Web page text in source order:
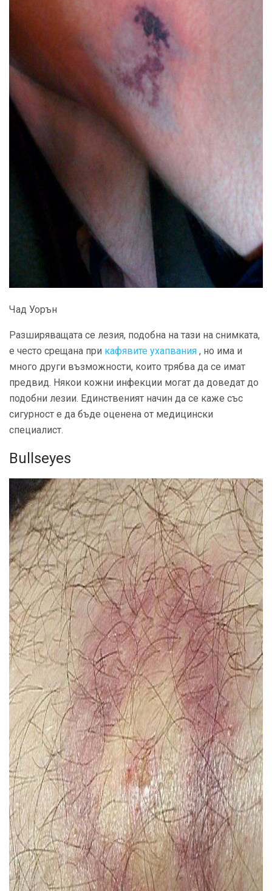
ad
Чад Уорън
Разширяващата се лезия, подобна на тази на снимката,
е често срещана при кафявите ухапвания , но има и
много други възможности, които трябва да се имат
предвид. Някои кожни инфекции могат да доведат до
подобни лезии. Единственият начин да се каже със
сигурност е да бъде оценена от медицински
специалист.
Bullseyes